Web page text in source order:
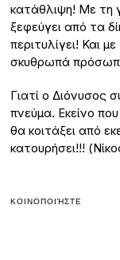
κατάθλιψη! Με τη
ξεφεύγει από τα
περιτυλίγει! Και
σκυθρωπά
Γιατί ο Διόνυσος
πνεύμα. Εκείνο
θα κοιτάξει από
κατουρήσει!!!
ΚΟΙΝΟΠΟΙΉΣΤΕ